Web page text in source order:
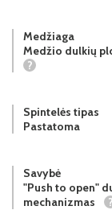
Medžiaga
Medžio dulkių
?
Spintelės tipas
Pastatoma
Savybė
"Push to open"
mechanizmas
?